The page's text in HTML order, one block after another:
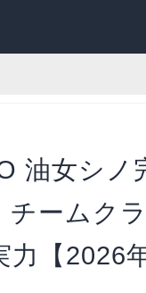
油女シノ
チームク
【2026